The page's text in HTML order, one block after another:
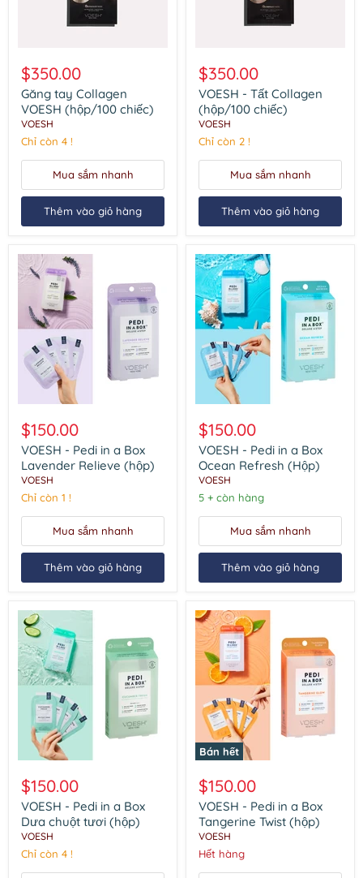
tay
Collagen
VOESH
(hộp/100
chiếc)
$350.00
Găng tay Collagen
VOESH (hộp/100 chiếc)
VOESH
Chỉ còn 4 !
Mua sắm nhanh
Thêm vào giỏ hàng
Tất
Collagen
(hộp/100
chiếc)
$350.00
VOESH - Tất Collagen
(hộp/100 chiếc)
VOESH
Chỉ còn 2 !
Mua sắm nhanh
Thêm vào giỏ hàng
Pedi
in
a
Box
Lavender
Relieve
(hộp)
$150.00
VOESH - Pedi in a Box
Lavender Relieve (hộp)
VOESH
Chỉ còn 1 !
Mua sắm nhanh
Thêm vào giỏ hàng
Pedi
in
a
Box
Ocean
Refresh
(Hộp)
$150.00
VOESH - Pedi in a Box
Ocean Refresh (Hộp)
VOESH
5 + còn hàng
Mua sắm nhanh
Thêm vào giỏ hàng
Pedi
in
a
Box
Dưa
chuột
tươi
$150.00
VOESH - Pedi in a Box
Dưa chuột tươi (hộp)
VOESH
Chỉ còn 4 !
Bán hết
Pedi
in
a
Box
Tangerine
Twist
(hộp)
$150.00
VOESH - Pedi in a Box
Tangerine Twist (hộp)
VOESH
Hết hàng